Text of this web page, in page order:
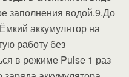
заполнения водой.9.До
аккумулятор на
работу без
в режиме Pulse 1 раз